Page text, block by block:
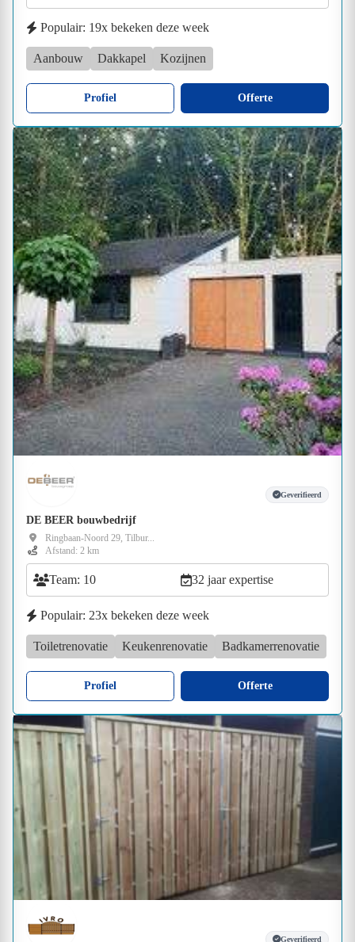
Populair: 19x bekeken deze week
Aanbouw Dakkapel Kozijnen
Profiel Offerte
Geverifieerd
DE BEER bouwbedrijf
Ringbaan-Noord 29, Tilbur...
Afstand: 2 km
Team: 10 32 jaar expertise
Populair: 23x bekeken deze week
Toiletrenovatie Keukenrenovatie Badkamerrenovatie
Profiel Offerte
Geverifieerd